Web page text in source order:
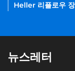
Heller 리플로우 장
뉴스레터